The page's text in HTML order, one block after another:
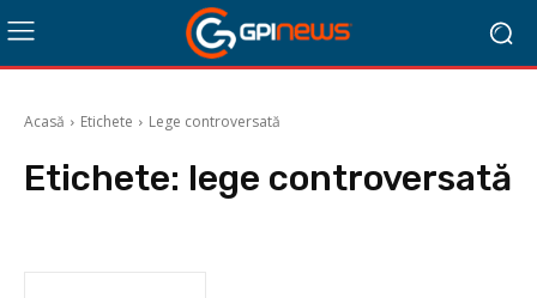
Acasă Etichete Lege controversată
Etichete: lege controversată